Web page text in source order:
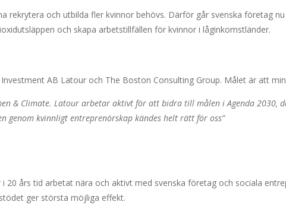
rekrytera och utbilda fler kvinnor behövs. Därför går svenska företag
och skapa arbetstillfällen för kvinnor i låginkomstländer.
AB Latour och The Boston Consulting Group. Målet är att
& Climate. Latour arbetar aktivt för att bidra till målen i Agenda
kvinnligt entreprenörskap kändes helt rätt för oss”
20 års tid arbetat nära och aktivt med svenska företag och sociala
ger största möjliga effekt.